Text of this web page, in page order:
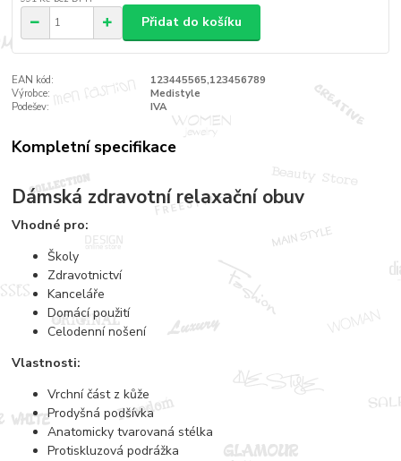
Přidat do košíku
EAN kód:
123445565,123456789
Výrobce:
Medistyle
Podešev:
IVA
Kompletní specifikace
Dámská zdravotní relaxační obuv
Vhodné pro:
Školy
Zdravotnictví
Kanceláře
Domácí použití
Celodenní nošení
Vlastnosti:
Vrchní část z kůže
Prodyšná podšívka
Anatomicky tvarovaná stélka
Protiskluzová podrážka